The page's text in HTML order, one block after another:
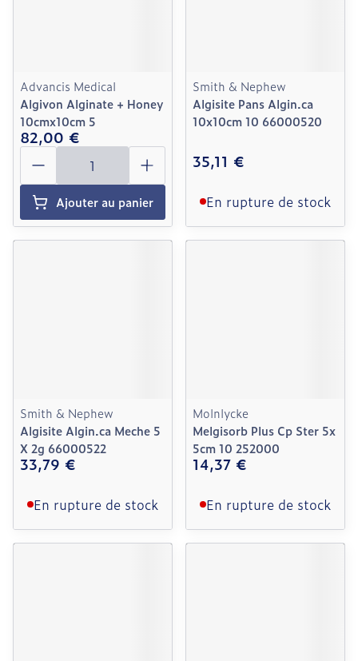
Advancis Medical
Algivon Alginate + Honey
10cmx10cm 5
82,00 €
Quantité
Ajouter au panier
Smith & Nephew
Algisite Pans Algin.ca
10x10cm 10 66000520
35,11 €
En rupture de stock
Smith & Nephew
Algisite Algin.ca Meche 5
X 2g 66000522
33,79 €
En rupture de stock
Molnlycke
Melgisorb Plus Cp Ster 5x
5cm 10 252000
14,37 €
En rupture de stock